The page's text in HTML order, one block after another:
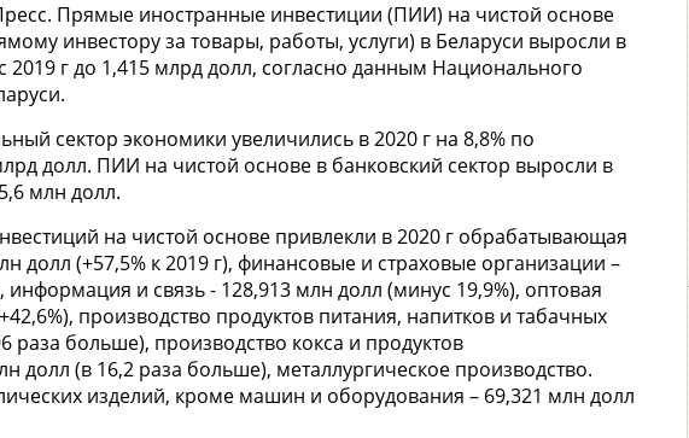
Прямые иностранные инвестиции (ПИИ) на чистой основе
инвестору за товары, работы, услуги) в Беларуси выросли в
2019 г до 1,415 млрд долл, согласно данным Национального
сектор экономики увеличились в 2020 г на 8,8% по
долл. ПИИ на чистой основе в банковский сектор выросли в
млн долл.
на чистой основе привлекли в 2020 г обрабатывающая
долл (+57,5% к 2019 г), финансовые и страховые организации –
информация и связь - 128,913 млн долл (минус 19,9%), оптовая
производство продуктов питания, напитков и табачных
раза больше), производство кокса и продуктов
долл (в 16,2 раза больше), металлургическое производство.
изделий, кроме машин и оборудования – 69,321 млн долл